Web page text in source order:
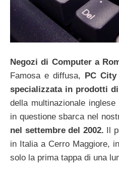
Negozi di Computer a
Famosa e diffusa,
PC
specializzata in prodotti
della multinazionale
in questione sbarca nel
nel settembre del 2002.
Il
in Italia a Cerro Maggiore,
solo la prima tappa di una